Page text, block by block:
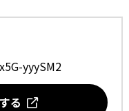
yyySM2
る